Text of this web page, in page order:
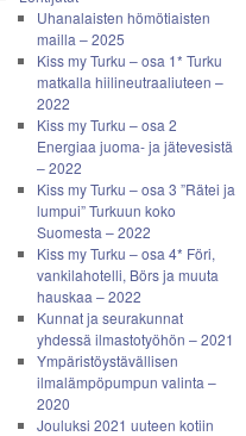
Uhanalaisten hömötiaisten
mailla – 2025
Kiss my Turku – osa 1* Turku
matkalla hiilineutraaliuteen –
2022
Kiss my Turku – osa 2
Energiaa juoma- ja jätevesistä
– 2022
Kiss my Turku – osa 3 ”Rätei ja
lumpui” Turkuun koko
Suomesta – 2022
Kiss my Turku – osa 4* Föri,
vankilahotelli, Börs ja muuta
hauskaa – 2022
Kunnat ja seurakunnat
yhdessä ilmastotyöhön – 2021
Ympäristöystävällisen
ilmalämpöpumpun valinta –
2020
Jouluksi 2021 uuteen kotiin